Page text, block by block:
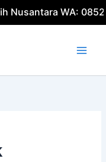
Nusantara WA: